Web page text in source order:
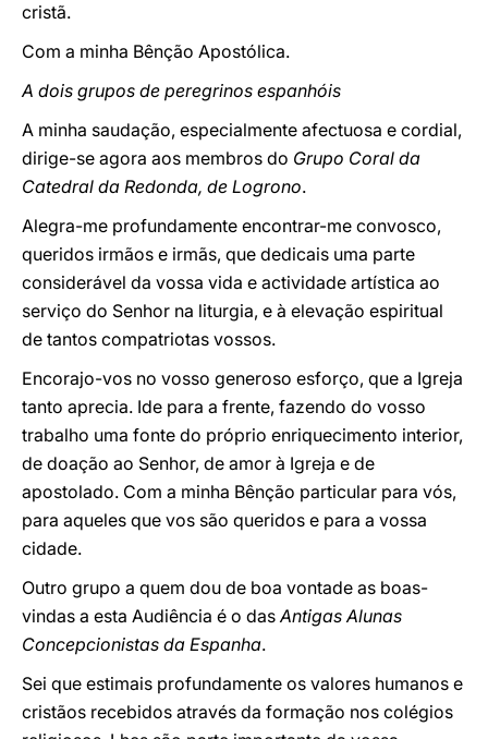
cristã.
Com a minha Bênção Apostólica.
A dois grupos de peregrinos espanhóis
A minha saudação, especialmente afectuosa e cordial,
dirige-se agora aos membros do Grupo Coral da
Catedral da Redonda, de Logrono.
Alegra-me profundamente encontrar-me convosco,
queridos irmãos e irmãs, que dedicais uma parte
considerável da vossa vida e actividade artística ao
serviço do Senhor na liturgia, e à elevação espiritual
de tantos compatriotas vossos.
Encorajo-vos no vosso generoso esforço, que a Igreja
tanto aprecia. Ide para a frente, fazendo do vosso
trabalho uma fonte do próprio enriquecimento interior,
de doação ao Senhor, de amor à Igreja e de
apostolado. Com a minha Bênção particular para vós,
para aqueles que vos são queridos e para a vossa
cidade.
Outro grupo a quem dou de boa vontade as boas-
vindas a esta Audiência é o dasAntigas Alunas
Concepcionistas da Espanha.
Sei que estimais profundamente os valores humanos e
cristãos recebidos através da formação nos colégios